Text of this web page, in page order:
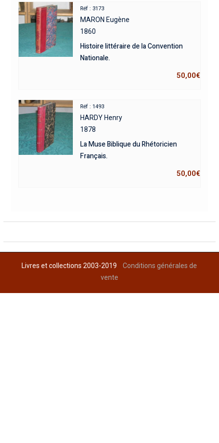
Réf : 3173
MARON Eugène
1860
Histoire littéraire de la Convention
Nationale.
50,00€
Réf : 1493
HARDY Henry
1878
La Muse Biblique du Rhétoricien
Français.
50,00€
Livres et collections 2003-2019Conditions générales de
vente